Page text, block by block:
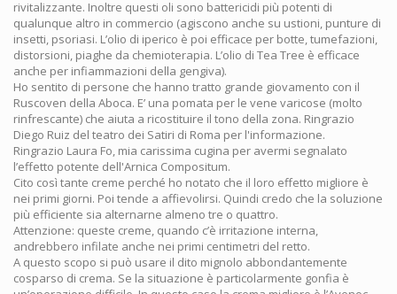
rivitalizzante. Inoltre questi oli sono battericidi più potenti di
qualunque altro in commercio (agiscono anche su ustioni, punture di
insetti, psoriasi. L’olio di iperico è poi efficace per botte, tumefazioni,
distorsioni, piaghe da chemioterapia. L’olio di Tea Tree è efficace
anche per infiammazioni della gengiva).
Ho sentito di persone che hanno tratto grande giovamento con il
Ruscoven della Aboca. E’ una pomata per le vene varicose (molto
rinfrescante) che aiuta a ricostituire il tono della zona. Ringrazio
Diego Ruiz del teatro dei Satiri di Roma per l'informazione.
Ringrazio Laura Fo, mia carissima cugina per avermi segnalato
l’effetto potente dell'Arnica Compositum.
Cito così tante creme perché ho notato che il loro effetto migliore è
nei primi giorni. Poi tende a affievolirsi. Quindi credo che la soluzione
più efficiente sia alternarne almeno tre o quattro.
Attenzione: queste creme, quando c’è irritazione interna,
andrebbero infilate anche nei primi centimetri del retto.
A questo scopo si può usare il dito mignolo abbondantemente
cosparso di crema. Se la situazione è particolarmente gonfia è